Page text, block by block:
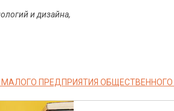
и дизайна,
ПРЕДПРИЯТИЯ ОБЩЕСТВЕННОГО